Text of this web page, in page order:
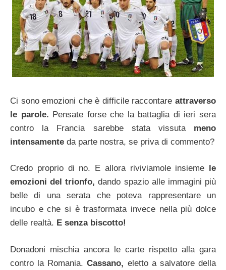
Ci sono emozioni che è difficile raccontare attraverso
le parole. Pensate forse che la battaglia di ieri sera
contro la Francia sarebbe stata vissuta meno
intensamente da parte nostra, se priva di commento?
Credo proprio di no. E allora riviviamole insieme
le
emozioni del trionfo,dando spazio alle immagini più
belle di una serata che poteva rappresentare un
incubo e che si è trasformata invece nella più dolce
delle realtà. E senza biscotto!
Donadoni mischia ancora le carte rispetto alla gara
contro la Romania.Cassano, eletto a salvatore della